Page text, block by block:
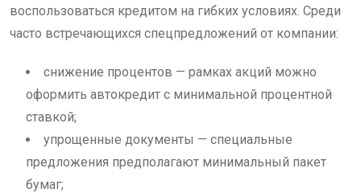
воспользоваться кредитом на гибких условиях. Среди
часто встречающихся спецпредложений от компании:
снижение процентов — рамках акций можно
оформить автокредит с минимальной процентной
ставкой;
упрощенные документы — специальные
предложения предполагают минимальный пакет
бумаг;